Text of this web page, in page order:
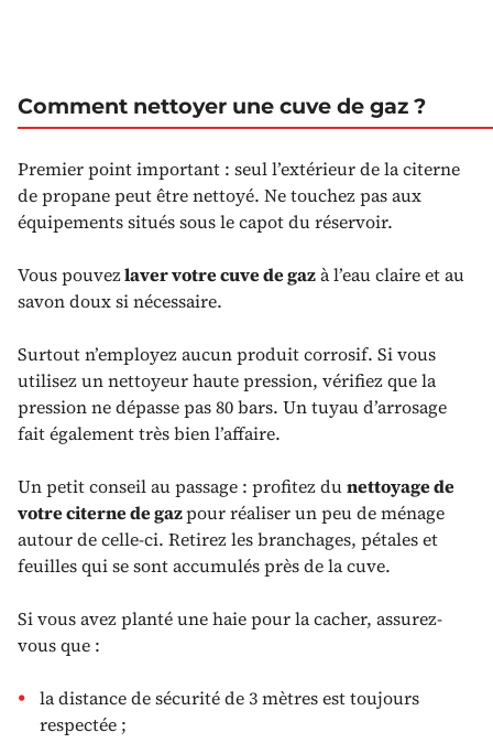
Comment nettoyer une cuve de gaz ?
Premier point important : seul l’extérieur de la citerne
de propane peut être nettoyé. Ne touchez pas aux
équipements situés sous le capot du réservoir.
Vous pouvezlaver votre cuve de gazà l’eau claire et au
savon doux si nécessaire.
Surtout n’employez aucun produit corrosif. Si vous
utilisez un nettoyeur haute pression, vérifiez que la
pression ne dépasse pas 80 bars. Un tuyau d’arrosage
fait également très bien l’affaire.
Un petit conseil au passage : profitez dunettoyage de
votre citerne de gazpour réaliser un peu de ménage
autour de celle-ci. Retirez les branchages, pétales et
feuilles qui se sont accumulés près de la cuve.
Si vous avez planté une haie pour la cacher, assurez-
vous que :
la distance de sécurité de 3 mètres est toujours
respectée ;